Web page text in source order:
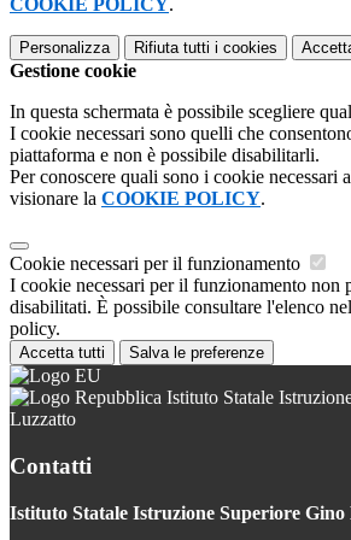
COOKIE POLICY.
Personalizza Rifiuta tutti i cookies
Gestione cookie
In questa schermata è possibile scegliere
I cookie necessari sono quelli che
piattaforma e non è possibile disabilitarli.
Per conoscere quali sono i cookie necessari
visionare la COOKIE POLICY.
Cookie necessari per il funzionamento
I cookie necessari per il funzionamento non
disabilitati. È possibile consultare l'elenco
policy.
Accetta tutti Salva le preferenze
Istituto Statale
Luzzatto
Contatti
Istituto Statale Istruzione Superiore Gino